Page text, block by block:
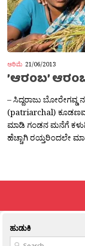
ಅರಿಮೆ 21/06/2013
’ಆರಂಬ’
– ಸಿದ್ದರಾಜು
(patriarchal)
ಮಾಡಿ ಗಂಡನ ಮನೆಗೆ
ಹೆಚ್ಚಾಗಿ ರಯ್ತರಿಂದಲೇ
ಹುಡುಕಿ
Search